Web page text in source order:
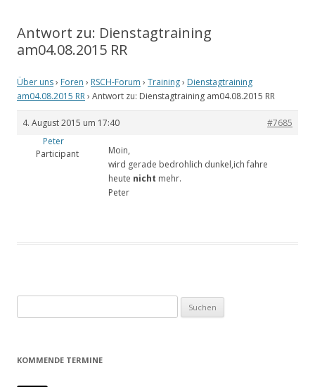
Antwort zu: Dienstagtraining
am04.08.2015 RR
Über uns› Foren › RSCH-Forum › Training› Dienstagtraining
am04.08.2015 RR› Antwort zu: Dienstagtraining am04.08.2015 RR
4. August 2015 um 17:40
#7685
Peter
Participant
Moin,
wird gerade bedrohlich dunkel,ich fahre
heute nicht mehr.
Peter
nach:
KOMMENDE TERMINE